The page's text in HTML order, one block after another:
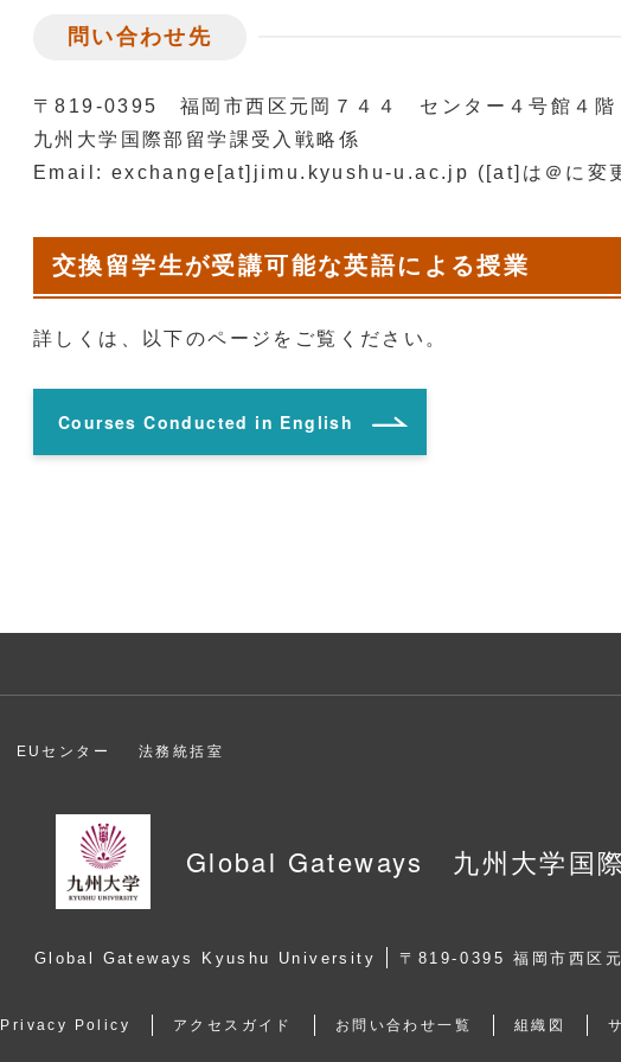
問い合わせ先
〒819-0395 福岡市西区元岡７４４ センター４号館４階
九州大学国際部留学課受入戦略係
Email: exchange[at]jimu.kyushu-u.ac.jp ([at]は＠に変
交換留学生が受講可能な英語による授業
詳しくは、以下のページをご覧ください。
Courses Conducted in English
EUセンター 法務統括室
Global Gateways 九州大学国
Global Gateways Kyushu University 〒819-0395 福岡市西区
Privacy Policy アクセスガイド お問い合わせ一覧 組織図